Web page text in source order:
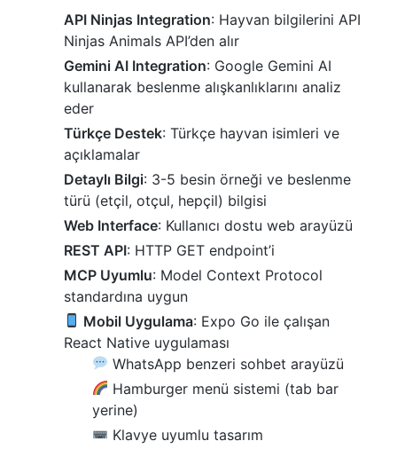
API Ninjas Integration: Hayvan bilgilerini API
Ninjas Animals API’den alır
Gemini AI Integration: Google Gemini AI
kullanarak beslenme alışkanlıklarını analiz
eder
Türkçe Destek: Türkçe hayvan isimleri ve
açıklamalar
Detaylı Bilgi: 3-5 besin örneği ve beslenme
türü (etçil, otçul, hepçil) bilgisi
Web Interface: Kullanıcı dostu web arayüzü
REST API: HTTP GET endpoint’i
MCP Uyumlu: Model Context Protocol
standardına uygun
Mobil Uygulama: Expo Go ile çalışan
React Native uygulaması
WhatsApp benzeri sohbet arayüzü
Hamburger menü sistemi (tab bar
yerine)
Klavye uyumlu tasarım